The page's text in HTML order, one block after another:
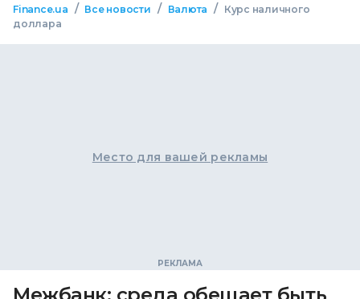
Finance.ua / Все новости / Валюта /
Курс наличного
доллара
Место для вашей рекламы